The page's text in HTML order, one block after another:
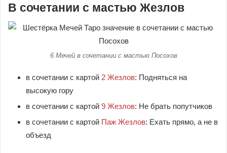
В сочетании с мастью Жезлов
6 Мечей в сочетании с мастью Посохов
в сочетании с картой 2 Жезлов: Подняться на
высокую гору
в сочетании с картой 9 Жезлов: Не брать попутчиков
в сочетании с картой Паж Жезлов: Ехать прямо, а не в
объезд